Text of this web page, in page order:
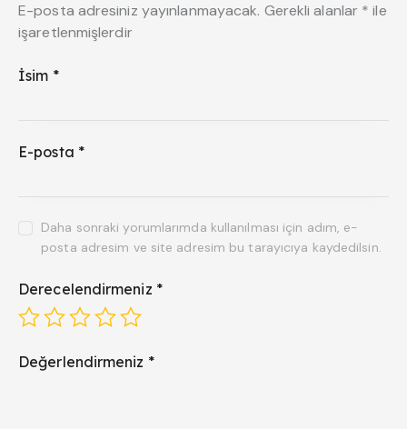
E-posta adresiniz yayınlanmayacak. Gerekli alanlar * ile
işaretlenmişlerdir
İsim *
E-posta *
Daha sonraki yorumlarımda kullanılması için adım, e-
posta adresim ve site adresim bu tarayıcıya kaydedilsin.
Derecelendirmeniz *
Değerlendirmeniz *